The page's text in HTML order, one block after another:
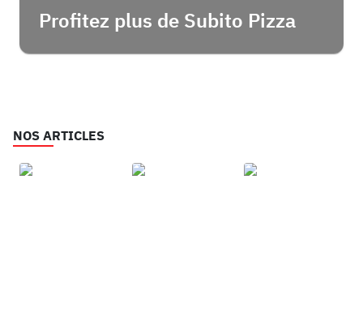
Profitez plus de Subito Pizza
NOS ARTICLES